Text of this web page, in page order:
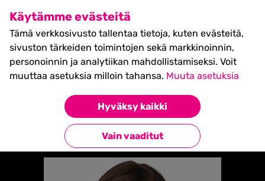
Käytämme evästeitä
Tämä verkkosivusto tallentaa tietoja, kuten evästeitä,
sivuston tärkeiden toimintojen sekä markkinoinnin,
personoinnin ja analytiikan mahdollistamiseksi. Voit
muuttaa asetuksia milloin tahansa. Muuta asetuksia
Hyväksy kaikki
Vain vaaditut
SHIFT Business Festival
27.5.2027, Turku - liput
myynnissä nyt! >>
MINNA ARVE
Takaisin esiintyjiin